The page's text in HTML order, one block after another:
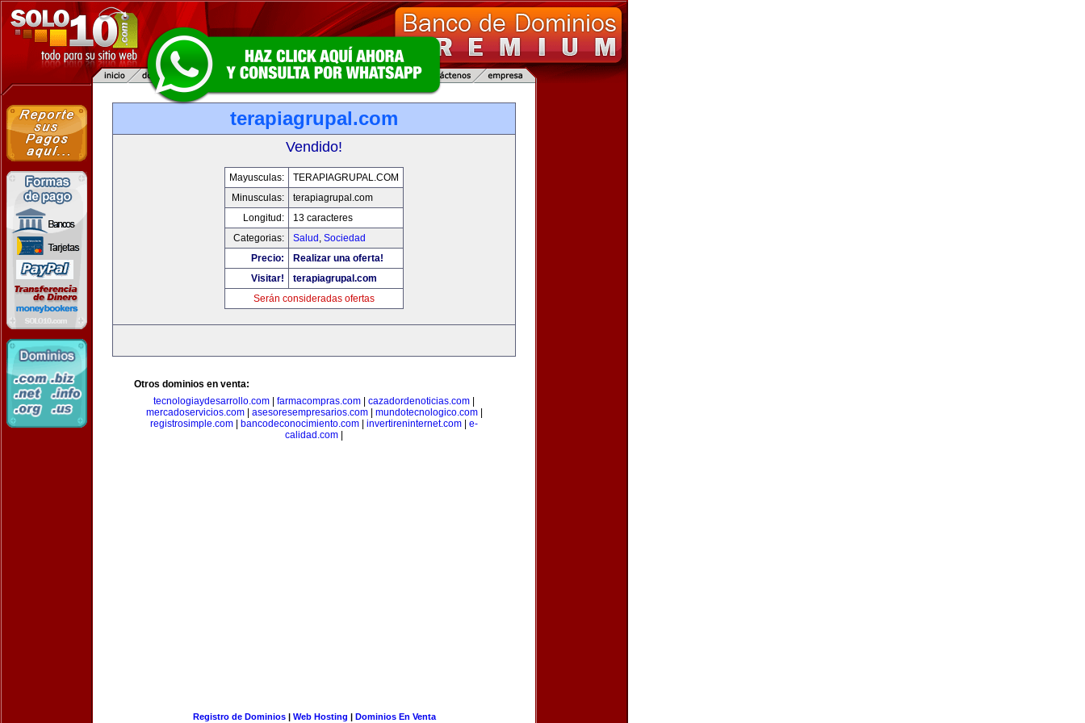
terapiagrupal.com
Vendido!
Mayusculas:
TERAPIAGRUPAL.COM
Minusculas:
terapiagrupal.com
Longitud:
13 caracteres
Categorias:
Salud , Sociedad
Precio:
Realizar una oferta!
Visitar!
terapiagrupal.com
Serán consideradas ofertas
Otros dominios en venta:
tecnologiaydesarrollo.com
farmacompras.com cazadordenoticias.com
mercadoservicios.com| asesoresempresarios.com| mundotecnologico.com|
registrosimple.com
bancodeconocimiento.com invertireninternet.com
e-
calidad.com
Registro de Dominios| Web Hosting | Dominios En Venta